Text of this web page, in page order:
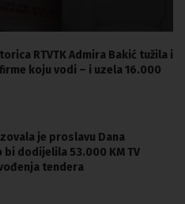
RTVTK Admira Bakić tužila i
koju vodi – i uzela 16.000
je proslavu Dana
dodijelila 53.000 KM TV
tendera